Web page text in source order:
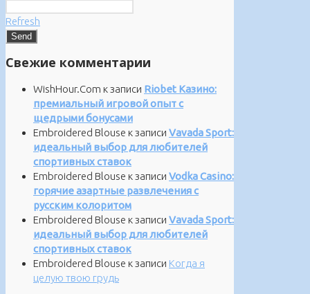
Refresh
Свежие комментарии
WishHour.Com к записи Riobet Казино:
премиальный игровой опыт с
щедрыми бонусами
Embroidered Blouse к записи Vavada Sport:
идеальный выбор для любителей
спортивных ставок
Embroidered Blouse к записи Vodka Casino:
горячие азартные развлечения с
русским колоритом
Embroidered Blouse к записи Vavada Sport:
идеальный выбор для любителей
спортивных ставок
Embroidered Blouse к записи Когда я
целую твою грудь